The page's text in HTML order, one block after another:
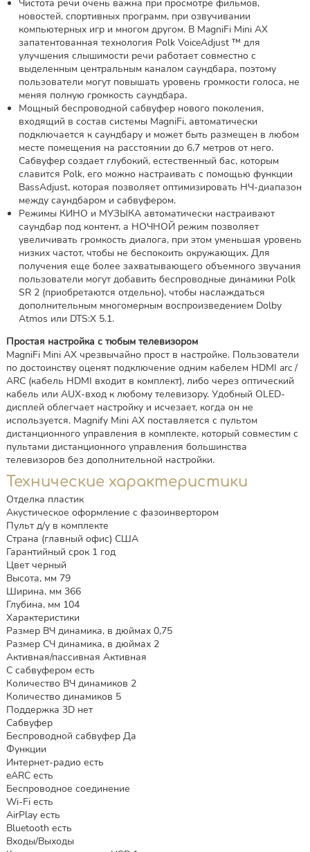
Чистота речи очень важна при просмотре фильмов,
новостей, спортивных программ, при озвучивании
компьютерных игр и многом другом. В MagniFi Mini AX
запатентованная технология Polk VoiceAdjust ™ для
улучшения слышимости речи работает совместно с
выделенным центральным каналом саундбара, поэтому
пользователи могут повышать уровень громкости голоса, не
меняя полную громкость саундбара.
Мощный беспроводной сабвуфер нового поколения,
входящий в состав системы MagniFi, автоматически
подключается к саундбару и может быть размещен в любом
месте помещения на расстоянии до 6,7 метров от него.
Сабвуфер создает глубокий, естественный бас, которым
славится Polk, его можно настраивать с помощью функции
BassAdjust, которая позволяет оптимизировать НЧ-диапазон
между саундбаром и сабвуфером.
Режимы КИНО и МУЗЫКА автоматически настраивают
саундбар под контент, а НОЧНОЙ режим позволяет
увеличивать громкость диалога, при этом уменьшая уровень
низких частот, чтобы не беспокоить окружающих. Для
получения еще более захватывающего объемного звучания
пользователи могут добавить беспроводные динамики Polk
SR 2 (приобретаются отдельно), чтобы наслаждаться
дополнительным многомерным воспроизведением Dolby
Atmos или DTS:X 5.1.
Простая настройка с тюбым телевизором
MagniFi Mini AX чрезвычайно прост в настройке. Пользователи
по достоинству оценят подключение одним кабелем HDMI arc /
ARC (кабель HDMI входит в комплект), либо через оптический
кабель или AUX-вход к любому телевизору. Удобный OLED-
дисплей облегчает настройку и исчезает, когда он не
используется. Magnify Mini AX поставляется с пультом
дистанционного управления в комплекте, который совместим с
пультами дистанционного управления большинства
телевизоров без дополнительной настройки.
Технические характеристики
Отделка пластик
Акустическое оформление с фазоинвертором
Пульт д/у в комплекте
Страна (главный офис) США
Гарантийный срок 1 год
Цвет черный
Высота, мм 79
Ширина, мм 366
Глубина, мм 104
Характеристики
Размер ВЧ динамика, в дюймах 0,75
Размер СЧ динамика, в дюймах 2
Активная/пассивная Активная
С сабвуфером есть
Количество ВЧ динамиков 2
Количество динамиков 5
Поддержка 3D нет
Сабвуфер
Беспроводной сабвуфер Да
Функции
Интернет-радио есть
eARC есть
Беспроводное соединение
Wi-Fi есть
AirPlay есть
Bluetooth есть
Входы/Выходы